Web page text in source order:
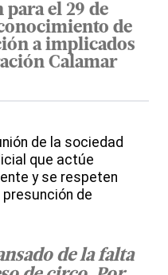
para el 29 de
de
a implicados
Calamar
de la sociedad
que actúe
y se respeten
de
de la falta